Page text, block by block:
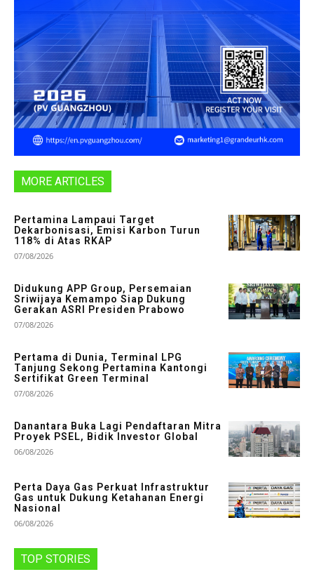
MORE ARTICLES
Pertamina Lampaui Target
Dekarbonisasi, Emisi Karbon Turun
118% di Atas RKAP
07/08/2026
Didukung APP Group, Persemaian
Sriwijaya Kemampo Siap Dukung
Gerakan ASRI Presiden Prabowo
07/08/2026
Pertama di Dunia, Terminal LPG
Tanjung Sekong Pertamina Kantongi
Sertifikat Green Terminal
07/08/2026
Danantara Buka Lagi Pendaftaran Mitra
Proyek PSEL, Bidik Investor Global
06/08/2026
Perta Daya Gas Perkuat Infrastruktur
Gas untuk Dukung Ketahanan Energi
Nasional
06/08/2026
TOP STORIES